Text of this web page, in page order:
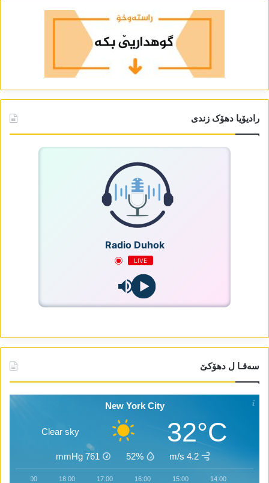
رادیۆیا دھۆک زندی
Radio Duhok
LIVE
سەقـا ل دھۆکێ
New York City
32°C
Clear sky
4.2 m/s
52%
761
mmHg
14:00
15:00
16:00
17:00
18:00
19:00